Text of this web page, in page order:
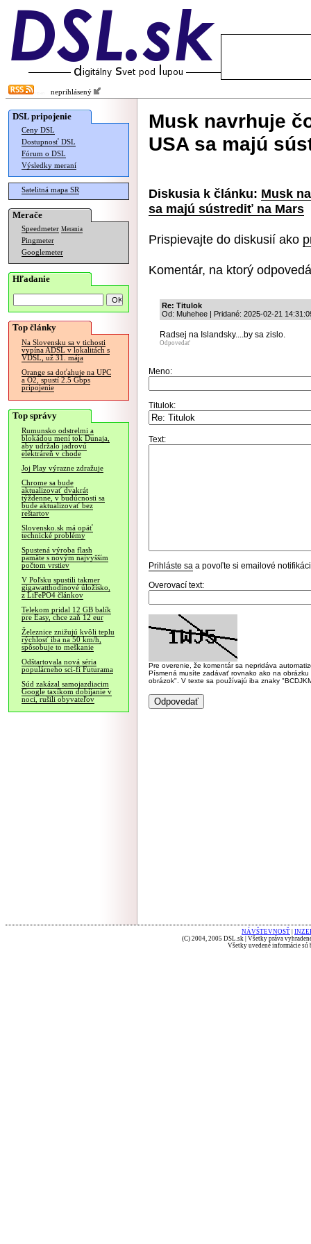
neprihlásený
DSL pripojenie
Ceny DSL
Dostupnosť DSL
Fórum o DSL
Výsledky meraní
Satelitná mapa SR
Merače
Speedmeter Merania
Pingmeter
Googlemeter
Hľadanie
Top články
Na Slovensku sa v tichosti
vypína ADSL v lokalitách s
VDSL, už 31. mája
Orange sa doťahuje na UPC
a O2, spustí 2.5 Gbps
pripojenie
Top správy
Rumunsko odstrelmi a
blokádou mení tok Dunaja,
aby udržalo jadrovú
elektráreň v chode
Joj Play výrazne zdražuje
Chrome sa bude
aktualizovať dvakrát
týždenne, v budúcnosti sa
bude aktualizovať bez
reštartov
Slovensko.sk má opäť
technické problémy
Spustená výroba flash
pamäte s novým najvyšším
počtom vrstiev
V Poľsku spustili takmer
gigawatthodinové úložisko,
z LiFePO4 článkov
Telekom pridal 12 GB balík
pre Easy, chce zaň 12 eur
Železnice znižujú kvôli teplu
rýchlosť iba na 50 km/h,
spôsobuje to meškanie
Odštartovala nová séria
populárneho sci-fi Futurama
Súd zakázal samojazdiacim
Google taxíkom dobíjanie v
noci, rušili obyvateľov
Musk navrhuje
USA sa majú
Diskusia k článku: Musk
sa majú sústrediť na Mars
Prispievajte do diskusií ako
Komentár, na ktorý
Re: Titulok
Od: Muhehee | Pridané: 2025-02-21
Radsej na Islandsky....by sa zislo.
Odpovedať
Meno:
Titulok:
Text:
Prihláste sa a povoľte si emailové
Overovací text:
Pre overenie, že komentár sa nepridáva
Písmená musíte zadávať rovnako ako na
obrázok". V texte sa používajú iba znaky
NÁVŠTEVNOSŤ
(C) 2004, 2005 DSL.sk | Všetky práva
Všetky uvedené informácie sú